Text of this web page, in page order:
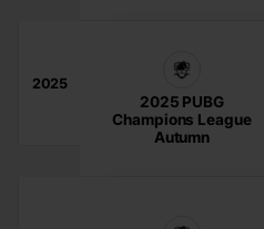
2025
2025 PUBG
Champions League
Autumn